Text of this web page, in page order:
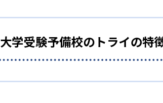
大学受験予備校のトライの特